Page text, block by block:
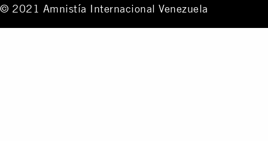
© 2021 Amnistía Internacional Venezuela